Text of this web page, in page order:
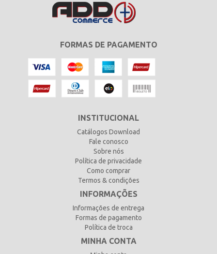
FORMAS DE PAGAMENTO
INSTITUCIONAL
Catálogos Download
Fale conosco
Sobre nós
Política de privacidade
Como comprar
Termos & condições
INFORMAÇÕES
Informações de entrega
Formas de pagamento
Política de troca
MINHA CONTA